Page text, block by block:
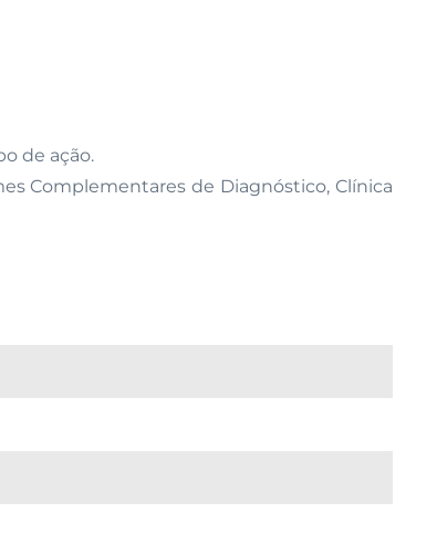
de ação.
Complementares de Diagnóstico, Clínica